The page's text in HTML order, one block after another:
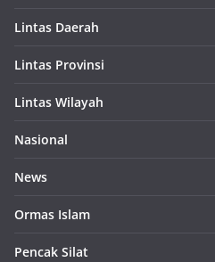
Lintas Daerah
Lintas Provinsi
Lintas Wilayah
Nasional
News
Ormas Islam
Pencak Silat